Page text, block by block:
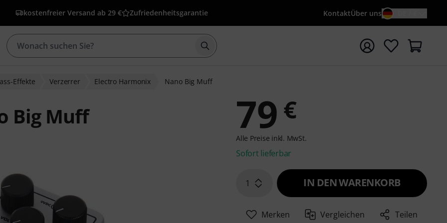
kostenfreier Versand ab 29 € Zufriedenheitsgarantie KontaktÜber uns
Suche mit Suchwort {searchTerm} starten
Effekte Verzerrer Electro Harmonix Nano Big Muff
Big Muff 79 €
Alle Preise inkl. MwSt.
Sofort lieferbar
1 IN DEN WARENKORB
Merken Vergleichen Teilen